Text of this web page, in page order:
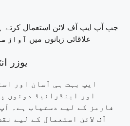
علاقائی زبانوں میں آواز
یوزر
ایپ بہت ہی آسان اور
فارمز کے لیے دستیاب ہے۔
آف لائن استعمال کے لیے